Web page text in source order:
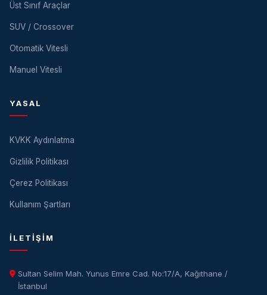
Üst Sınıf Araçlar
SUV / Crossover
Otomatik Vitesli
Manuel Vitesli
YASAL
KVKK Aydınlatma
Gizlilik Politikası
Çerez Politikası
Kullanım Şartları
İLETIŞIM
Sultan Selim Mah. Yunus Emre Cad. No:17/A, Kağıthane /
İstanbul